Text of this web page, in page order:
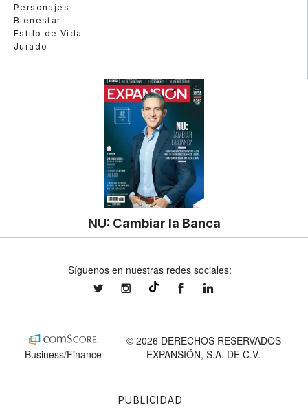
Personajes
Bienestar
Estilo de Vida
Jurado
NU: Cambiar la Banca
PUBLICIDAD
Síguenos en nuestras redes sociales:
expansionmxexpansionmx ExpansionMex
Business/Finance
© 2026 DERECHOS RESERVADOS
EXPANSIÓN, S.A. DE C.V.